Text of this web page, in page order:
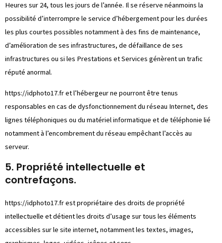
Heures sur 24, tous les jours de l’année. Il se réserve néanmoins la
possibilité d’interrompre le service d’hébergement pour les durées
les plus courtes possibles notamment à des fins de maintenance,
d’amélioration de ses infrastructures, de défaillance de ses
infrastructures ou si les Prestations et Services génèrent un trafic
réputé anormal.
https://idphoto17.fret l’hébergeur ne pourront être tenus
responsables en cas de dysfonctionnement du réseau Internet, des
lignes téléphoniques ou du matériel informatique et de téléphonie lié
notamment à l’encombrement du réseau empêchant l’accès au
serveur.
5. Propriété intellectuelle et
contrefaçons.
https://idphoto17.frest propriétaire des droits de propriété
intellectuelle et détient les droits d’usage sur tous les éléments
accessibles sur le site internet, notamment les textes, images,